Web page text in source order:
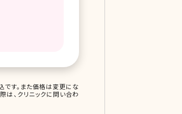
です。また価格は変更にな
、クリニックに問い合わ